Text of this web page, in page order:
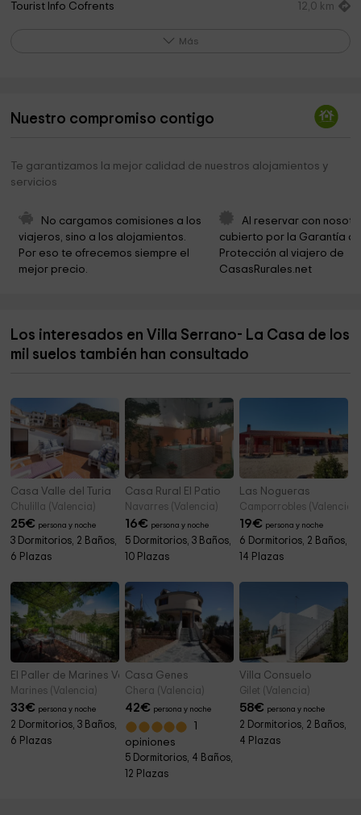
Tourist Info Cofrents 12,0 km
Ermita de Nuestra Señora de la Soledad 12,2 km
Iglesia
Más
Nuestro compromiso contigo
Te garantizamos la mejor calidad de nuestros alojamientos y
servicios
No cargamos comisiones a los
viajeros, sino a los alojamientos.
Por eso te ofrecemos siempre el
mejor precio.
Al reservar con
cubierto por la Garantía
Protección al viajero de
CasasRurales.net
Los interesados en Villa Serrano- La Casa de los
mil suelos también han consultado
Casa Valle del Turia
Chulilla (Valencia)
25€ persona y noche
3 Dormitorios, 2 Baños,
6 Plazas
Casa Rural El Patio
Navarres (Valencia)
16€ persona y noche
5 Dormitorios, 3 Baños,
10 Plazas
Las Nogueras
Camporrobles (Valencia)
19€ persona y noche
6 Dormitorios, 2 Baños,
14 Plazas
El Paller de Marines Vell
Marines (Valencia)
33€ persona y noche
2 Dormitorios, 3 Baños,
6 Plazas
Casa Genes
Chera (Valencia)
42€ persona y noche
opiniones
5 Dormitorios, 4 Baños,
12 Plazas
Villa Consuelo
Gilet (Valencia)
58€ persona y noche
2 Dormitorios, 2 Baños,
4 Plazas